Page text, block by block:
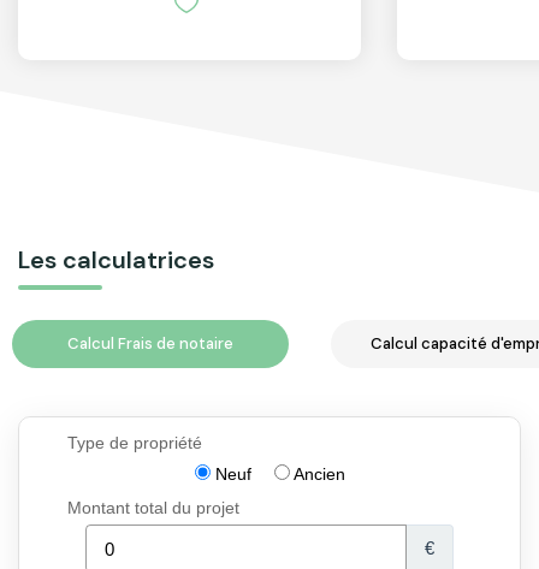
Les calculatrices
Calcul Frais de notaire Calcul capacité